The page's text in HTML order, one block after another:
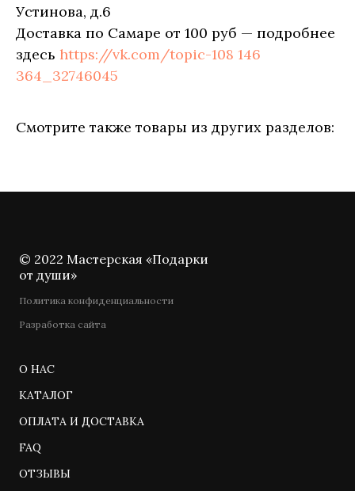
Устинова, д.6
Доставка по Самаре от 100 руб — подробнее
здесь https://vk.com/topic-108 146
364_32746045
Смотрите также товары из других разделов:
© 2022 Мастерская «Подарки
от души»
Политика конфиденциальности
Разработка сайта
О НАС
КАТАЛОГ
ОПЛАТА И ДОСТАВКА
FAQ
ОТЗЫВЫ